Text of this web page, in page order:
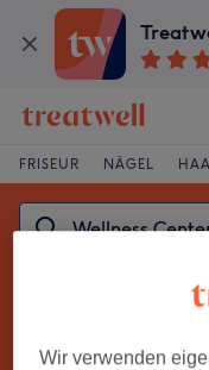
FRISEUR NÄGEL
Wir verwenden